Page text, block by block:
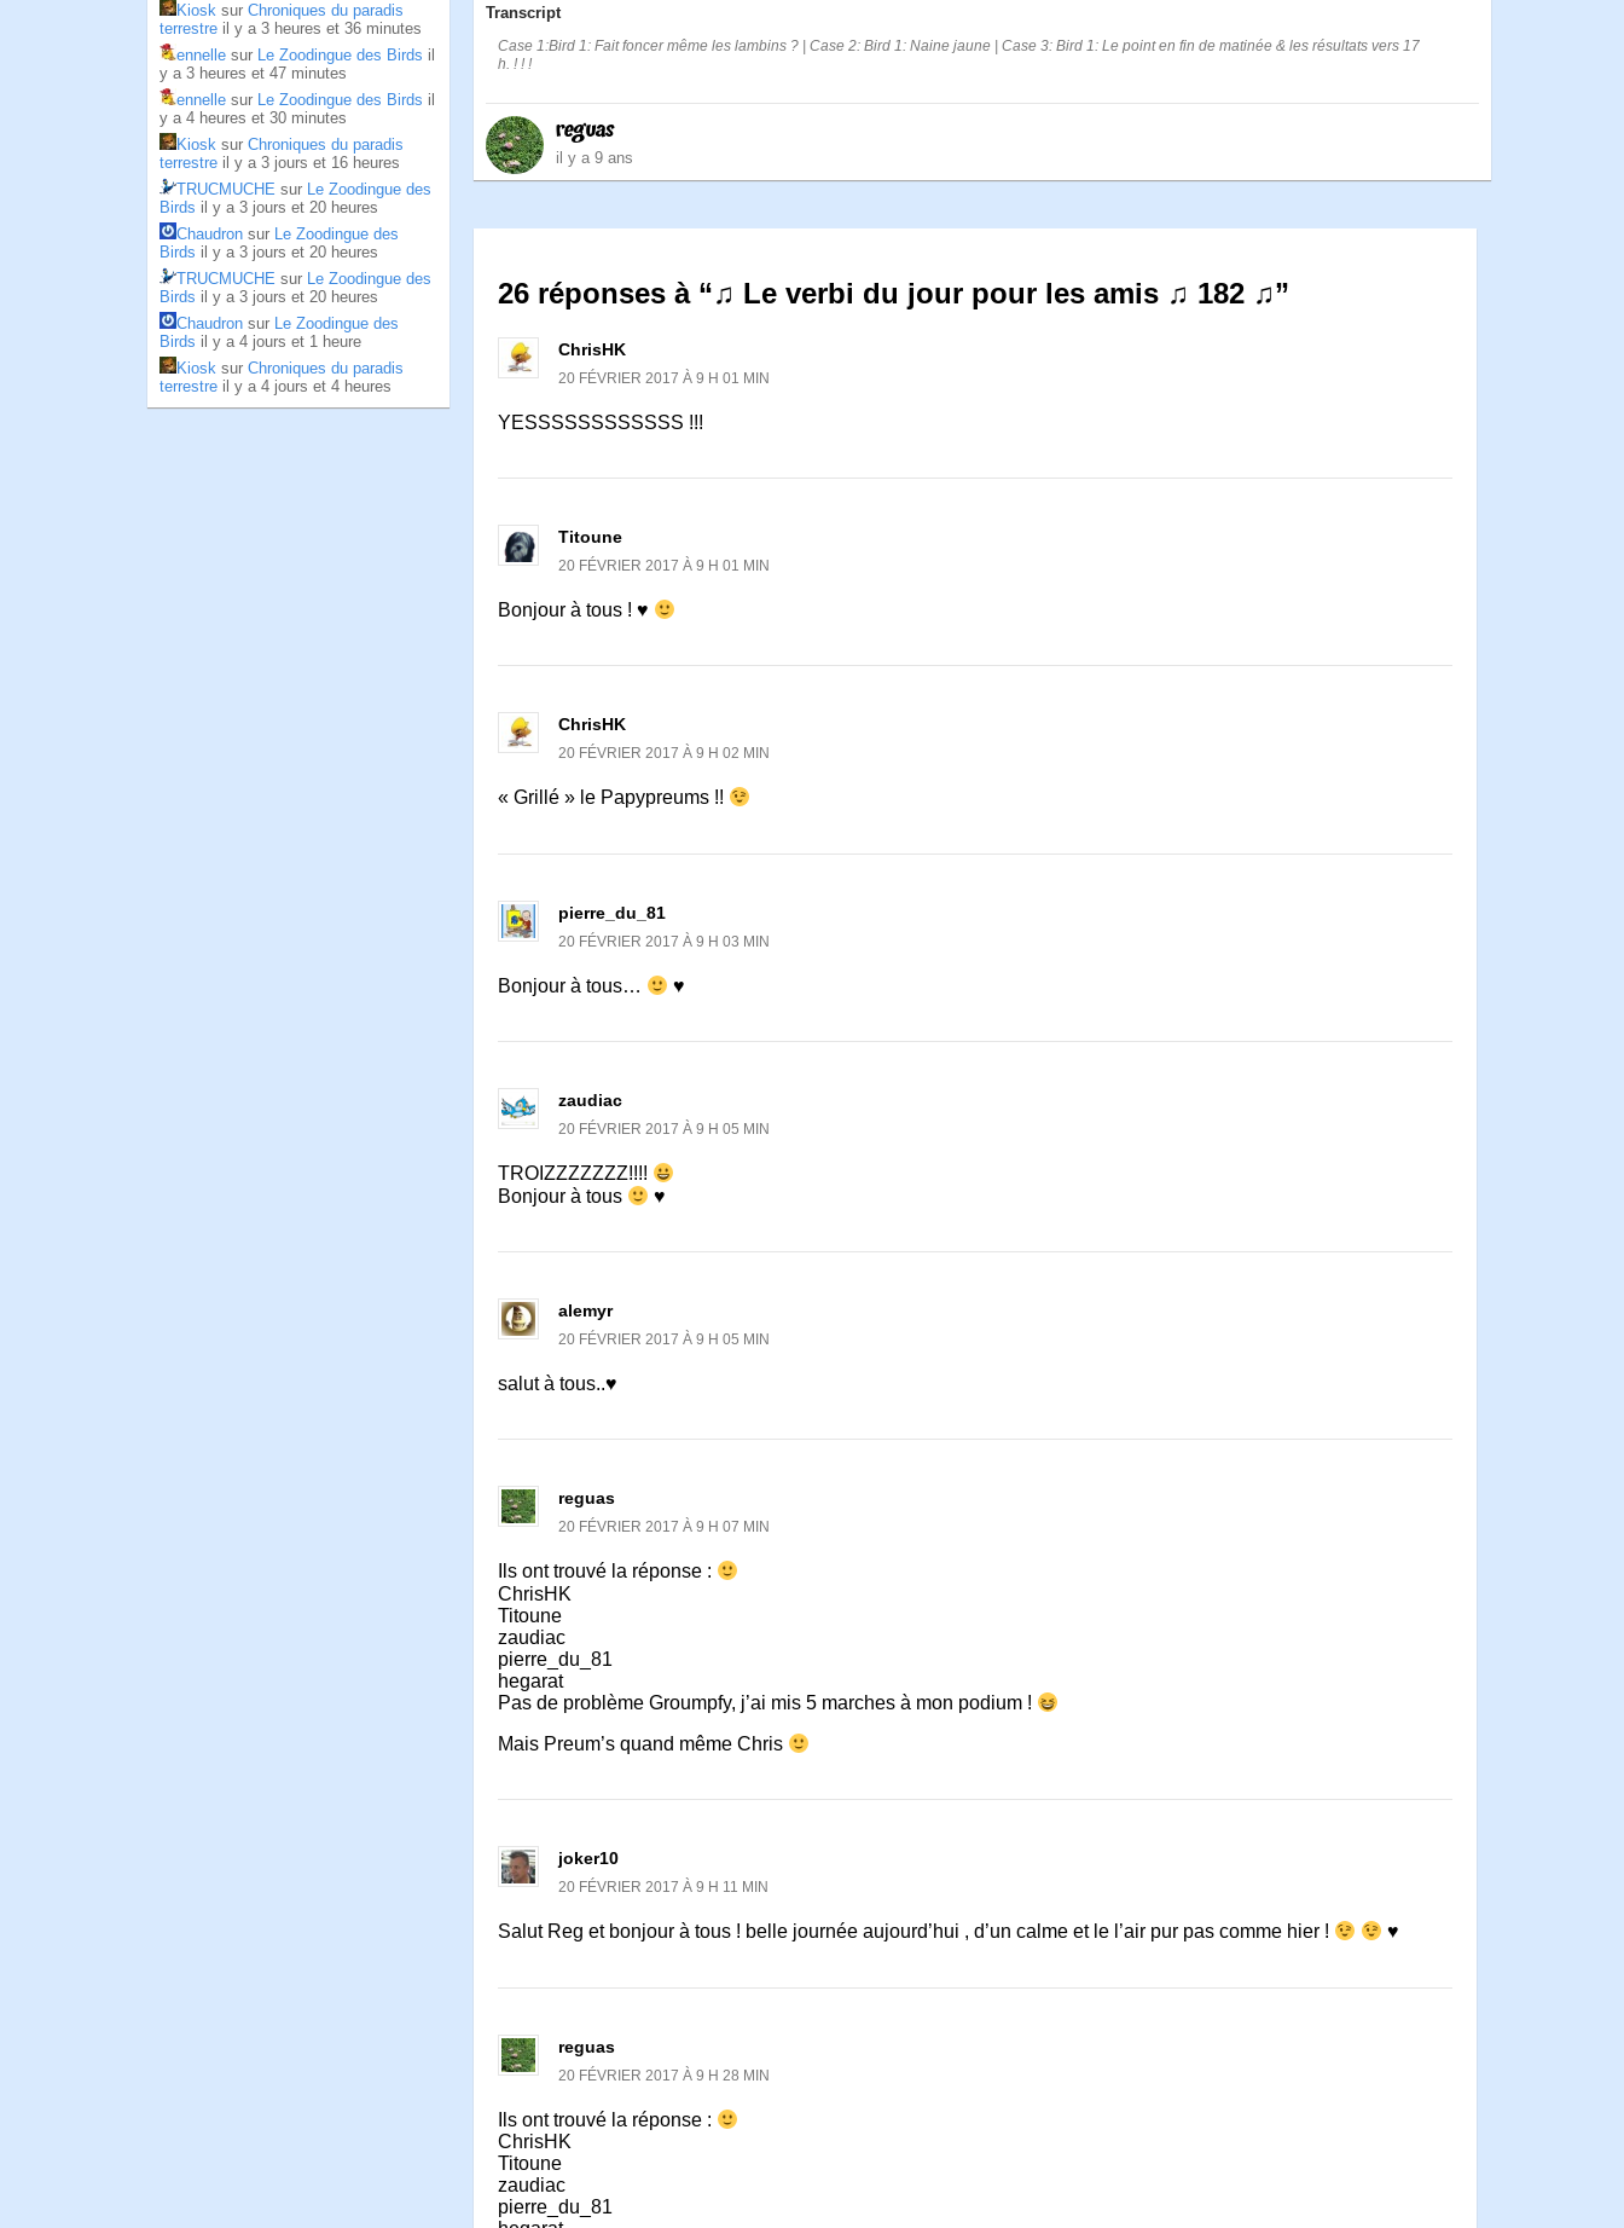
Kiosk sur Chroniques du paradis
terrestre il y a 3 heures et 36 minutes
ennelle sur Le Zoodingue des Birds il
y a 3 heures et 47 minutes
ennelle sur Le Zoodingue des Birds il
y a 4 heures et 30 minutes
Kiosk sur Chroniques du paradis
terrestre il y a 3 jours et 16 heures
TRUCMUCHE sur Le Zoodingue des
Birds il y a 3 jours et 20 heures
Chaudron sur Le Zoodingue des
Birds il y a 3 jours et 20 heures
TRUCMUCHE sur Le Zoodingue des
Birds il y a 3 jours et 20 heures
Chaudron sur Le Zoodingue des
Birds il y a 4 jours et 1 heure
Kiosk sur Chroniques du paradis
terrestre il y a 4 jours et 4 heures
Transcript
Case 1:Bird 1: Fait foncer même les lambins ? | Case 2: Bird 1: Naine jaune | Case 3: Bird 1: Le point en fin de matinée & les résultats vers 17
h. ! ! !
reguas
il y a 9 ans
26 réponses à “♫ Le verbi du jour pour les amis ♫ 182 ♫”
ChrisHK
20 FÉVRIER 2017 À 9 H 01 MIN
YESSSSSSSSSSSS !!!
Titoune
20 FÉVRIER 2017 À 9 H 01 MIN
Bonjour à tous ! ♥
ChrisHK
20 FÉVRIER 2017 À 9 H 02 MIN
« Grillé » le Papypreums !!
pierre_du_81
20 FÉVRIER 2017 À 9 H 03 MIN
Bonjour à tous… ♥
zaudiac
20 FÉVRIER 2017 À 9 H 05 MIN
TROIZZZZZZZ!!!!
Bonjour à tous
♥
alemyr
20 FÉVRIER 2017 À 9 H 05 MIN
salut à tous..♥
reguas
20 FÉVRIER 2017 À 9 H 07 MIN
Ils ont trouvé la réponse :
ChrisHK
Titoune
zaudiac
pierre_du_81
hegarat
Pas de problème Groumpfy, j’ai mis 5 marches à mon podium !
Mais Preum’s quand même Chris
joker10
20 FÉVRIER 2017 À 9 H 11 MIN
Salut Reg et bonjour à tous ! belle journée aujourd’hui , d’un calme et le l’air pur pas comme hier ! ♥
reguas
20 FÉVRIER 2017 À 9 H 28 MIN
Ils ont trouvé la réponse :
ChrisHK
Titoune
zaudiac
pierre_du_81